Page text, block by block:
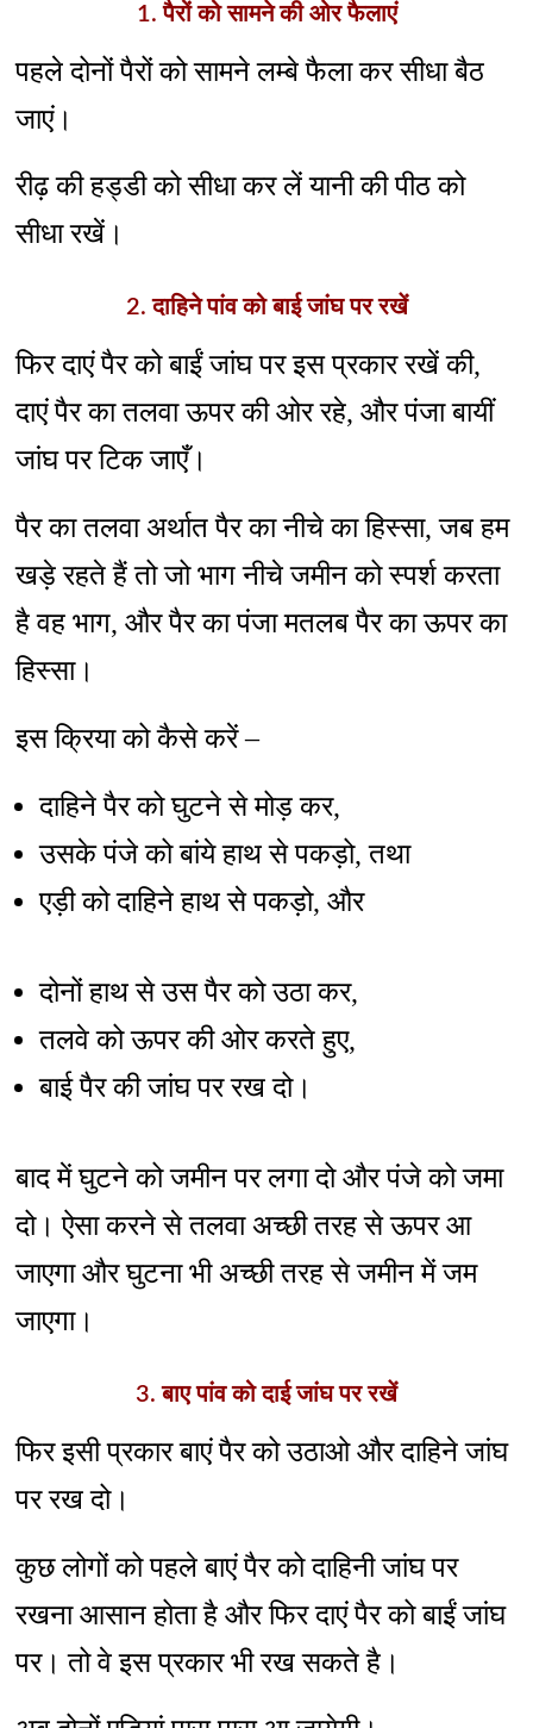
1. पैरों को सामने की ओर फैलाएं
पहले दोनों पैरों को सामने लम्बे फैला कर सीधा बैठ
जाएं।
रीढ़ की हड्डी को सीधा कर लें यानी की पीठ को
सीधा रखें।
2. दाहिने पांव को बाई जांघ पर रखें
फिर दाएं पैर को बाईं जांघ पर इस प्रकार रखें की,
दाएं पैर का तलवा ऊपर की ओर रहे, और पंजा बायीं
जांघ पर टिक जाएँ।
पैर का तलवा अर्थात पैर का नीचे का हिस्सा, जब हम
खड़े रहते हैं तो जो भाग नीचे जमीन को स्पर्श करता
है वह भाग, और पैर का पंजा मतलब पैर का ऊपर का
हिस्सा।
इस क्रिया को कैसे करें –
दाहिने पैर को घुटने से मोड़ कर,
उसके पंजे को बांये हाथ से पकड़ो, तथा
एड़ी को दाहिने हाथ से पकड़ो, और
दोनों हाथ से उस पैर को उठा कर,
तलवे को ऊपर की ओर करते हुए,
बाई पैर की जांघ पर रख दो।
बाद में घुटने को जमीन पर लगा दो और पंजे को जमा
दो। ऐसा करने से तलवा अच्छी तरह से ऊपर आ
जाएगा और घुटना भी अच्छी तरह से जमीन में जम
जाएगा।
3. बाए पांव को दाई जांघ पर रखें
फिर इसी प्रकार बाएं पैर को उठाओ और दाहिने जांघ
पर रख दो।
कुछ लोगों को पहले बाएं पैर को दाहिनी जांघ पर
रखना आसान होता है और फिर दाएं पैर को बाईं जांघ
पर। तो वे इस प्रकार भी रख सकते है।